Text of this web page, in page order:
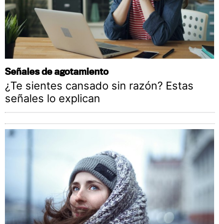
Señales de agotamiento
¿Te sientes cansado sin razón? Estas
señales lo explican